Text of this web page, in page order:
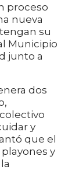
proceso
nueva
su
Municipio
junto a
dos
y
que el
y